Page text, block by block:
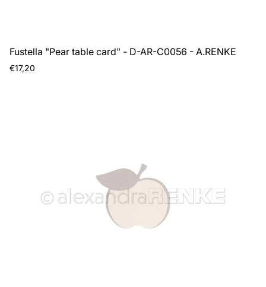
Fustella "Pear table card" - D-AR-C0056 - A.RENKE
Prezzo
€17,20